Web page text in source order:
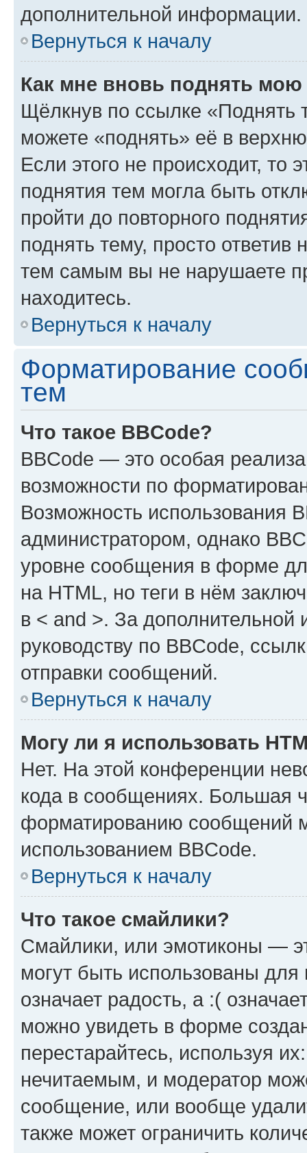
дополнительной информации.
Вернуться к началу
Как мне вновь поднять мою
Щёлкнув по ссылке «Поднять
можете «поднять» её в
Если этого не происходит, то
поднятия тем могла быть
пройти до повторного
поднять тему, просто ответив
тем самым вы не нарушаете
находитесь.
Вернуться к началу
Форматирование
тем
Что такое BBCode?
BBCode — это особая
возможности по
Возможность использования
администратором, однако
уровне сообщения в форме
на HTML, но теги в нём
в < and >. За
руководству по BBCode,
отправки сообщений.
Вернуться к началу
Могу ли я использовать
Нет. На этой конференции
кода в сообщениях. Большая
форматированию сообщений
использованием BBCode.
Вернуться к началу
Что такое смайлики?
Смайлики, или эмотиконы —
могут быть использованы
означает радость, а :(
можно увидеть в форме
перестарайтесь, используя
нечитаемым, и модератор
сообщение, или вообще
также может ограничить